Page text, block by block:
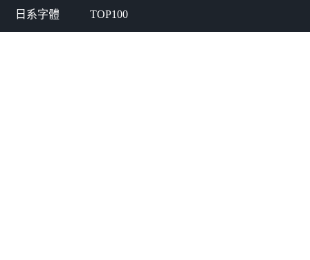
日系字體 TOP100